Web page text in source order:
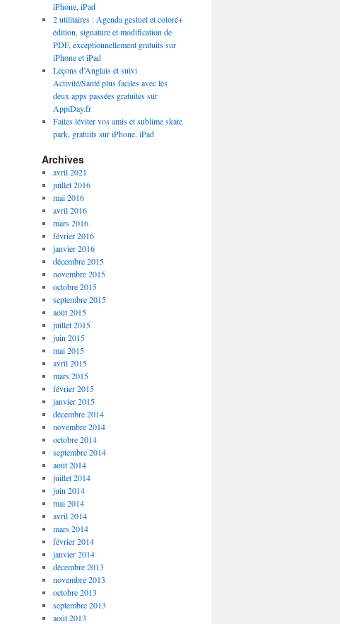
iPhone, iPad
2 utilitaires : Agenda gestuel et coloré+
édition, signature et modification de
PDF, exceptionnellement gratuits sur
iPhone et iPad
Leçons d’Anglais et suivi
Activité/Santé plus faciles avec les
deux apps passées gratuites sur
AppiDay.fr
Faites léviter vos amis et sublime skate
park, gratuits sur iPhone, iPad
Archives
avril 2021
juillet 2016
mai 2016
avril 2016
mars 2016
février 2016
janvier 2016
décembre 2015
novembre 2015
octobre 2015
septembre 2015
août 2015
juillet 2015
juin 2015
mai 2015
avril 2015
mars 2015
février 2015
janvier 2015
décembre 2014
novembre 2014
octobre 2014
septembre 2014
août 2014
juillet 2014
juin 2014
mai 2014
avril 2014
mars 2014
février 2014
janvier 2014
décembre 2013
novembre 2013
octobre 2013
septembre 2013
août 2013